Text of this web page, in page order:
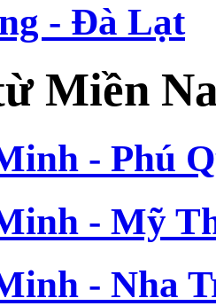
- Đà Lạt
Miền
- Phú
- Mỹ
- Nha